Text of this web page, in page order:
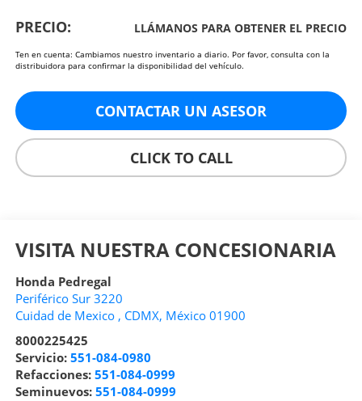
PRECIO: LLÁMANOS PARA OBTENER EL PRECIO
Ten en cuenta: Cambiamos nuestro inventario a diario. Por favor, consulta con la
distribuidora para confirmar la disponibilidad del vehículo.
CONTACTAR UN ASESOR
CLICK TO CALL
VISITA NUESTRA CONCESIONARIA
Honda Pedregal
Periférico Sur 3220
Cuidad de Mexico , CDMX, México 01900
8000225425
Servicio: 551-084-0980
Refacciones: 551-084-0999
Seminuevos: 551-084-0999